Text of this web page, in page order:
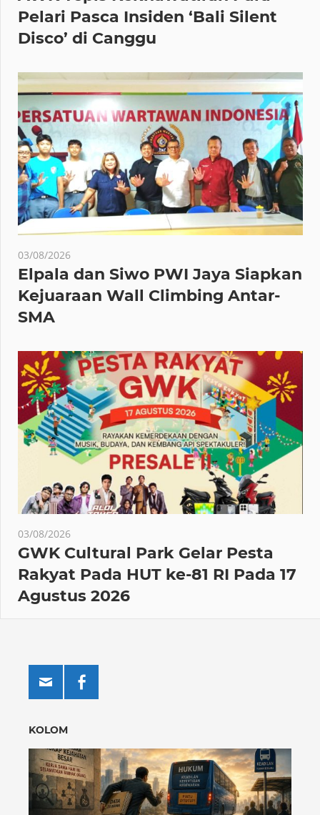
Pelari Pasca Insiden ‘Bali Silent
Disco’ di Canggu
03/08/2026
Elpala dan Siwo PWI Jaya Siapkan
Kejuaraan Wall Climbing Antar-
SMA
03/08/2026
GWK Cultural Park Gelar Pesta
Rakyat Pada HUT ke-81 RI Pada 17
Agustus 2026
KOLOM